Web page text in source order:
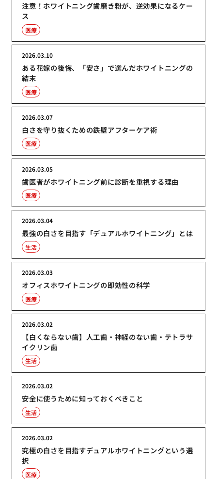
注意！ホワイトニング歯磨き粉が、逆効果になるケー
ス
医療
ある花嫁の後悔、「安さ」で選んだホワイトニングの
結末
2026.03.10
医療
白さを守り抜くための鉄壁アフターケア術
2026.03.07
医療
歯医者がホワイトニング前に診断を重視する理由
2026.03.05
医療
最強の白さを目指す「デュアルホワイトニング」とは
2026.03.04
生活
オフィスホワイトニングの即効性の科学
2026.03.03
医療
【白くならない歯】人工歯・神経のない歯・テトラサ
イクリン歯
2026.03.02
生活
安全に使うために知っておくべきこと
2026.03.02
生活
究極の白さを目指すデュアルホワイトニングという選
択
2026.03.02
医療